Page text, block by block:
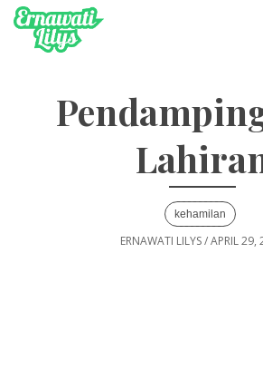
-->
kehamilan
ERNAWATI LILYS/APRIL 29,